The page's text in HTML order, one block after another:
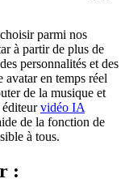
parmi nos
à partir de plus de
personnalités et des
en temps réel
de la musique et
éditeurvidéo IA
de la fonction de
à tous.
: